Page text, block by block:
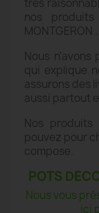
très
nos
MONTGERON .
Nous n'avons
qui explique
assurons des
aussi partout
Nos produits
pouvez pour
compose.
POTS
Nous vous
ici